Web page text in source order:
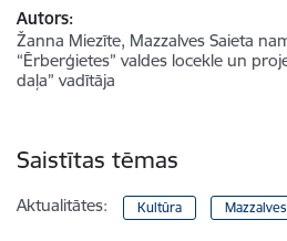
Autors:
Žanna Miezīte, Mazzalves Saieta
“Ērberģietes” valdes locekle un
daļa” vadītāja
Saistītas tēmas
Aktualitātes: Kultūra